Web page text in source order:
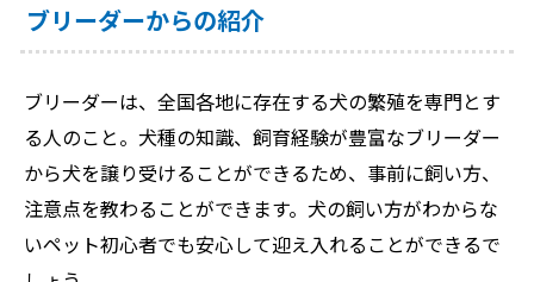
ブリーダーからの紹介
ブリーダーは、全国各地に存在する犬の繁殖を専門とす
る人のこと。犬種の知識、飼育経験が豊富なブリーダー
から犬を譲り受けることができるため、事前に飼い方、
注意点を教わることができます。犬の飼い方がわからな
いペット初心者でも安心して迎え入れることができるで